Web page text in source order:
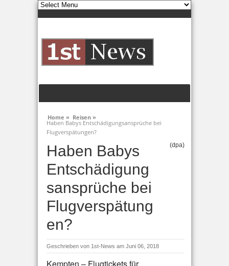
Home » Reisen »
Haben Babys Entschädigungsansprüche bei
Flugverspätungen?
Haben Babys
Entschädigung
sansprüche bei
Flugverspätung
en?
(dpa)
Geschrieben von 1st-News am Juni 06, 2018